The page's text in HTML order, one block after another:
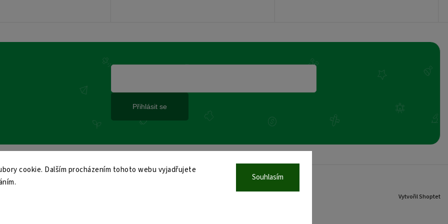
cookie. Dalším procházením tohoto webu vyjadřujete
Souhlasím
Přihlásit se
Vytvořil Shoptet